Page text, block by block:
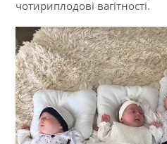
чотириплодові вагітності.